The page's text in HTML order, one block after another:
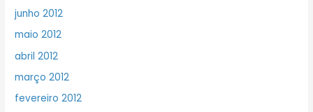
junho 2012
maio 2012
abril 2012
março 2012
fevereiro 2012